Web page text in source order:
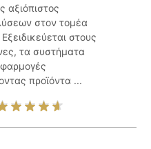
αξιόπιστος
στον τομέα
στους
τα συστήματα
προϊόντα ...